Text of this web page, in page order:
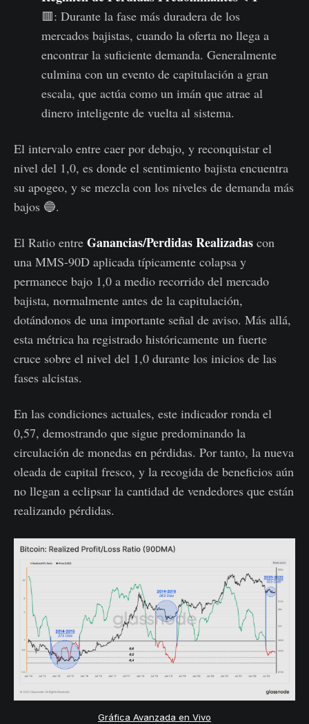
🟥: Durante la fase más duradera de los
mercados bajistas, cuando la oferta no llega a
encontrar la suficiente demanda. Generalmente
culmina con un evento de capitulación a gran
escala, que actúa como un imán que atrae al
dinero inteligente de vuelta al sistema.
El intervalo entre caer por debajo, y reconquistar el
nivel del 1,0, es donde el sentimiento bajista encuentra
su apogeo, y se mezcla con los niveles de demanda más
bajos 🔵.
El Ratio entre Ganancias/Perdidas Realizadas con
una MMS-90D aplicada típicamente colapsa y
permanece bajo 1,0 a medio recorrido del mercado
bajista, normalmente antes de la capitulación,
dotándonos de una importante señal de aviso. Más allá,
esta métrica ha registrado históricamente un fuerte
cruce sobre el nivel del 1,0 durante los inicios de las
fases alcistas.
En las condiciones actuales, este indicador ronda el
0,57, demostrando que sigue predominando la
circulación de monedas en pérdidas. Por tanto, la nueva
oleada de capital fresco, y la recogida de beneficios aún
no llegan a eclipsar la cantidad de vendedores que están
realizando pérdidas.
Gráfica Avanzada en Vivo